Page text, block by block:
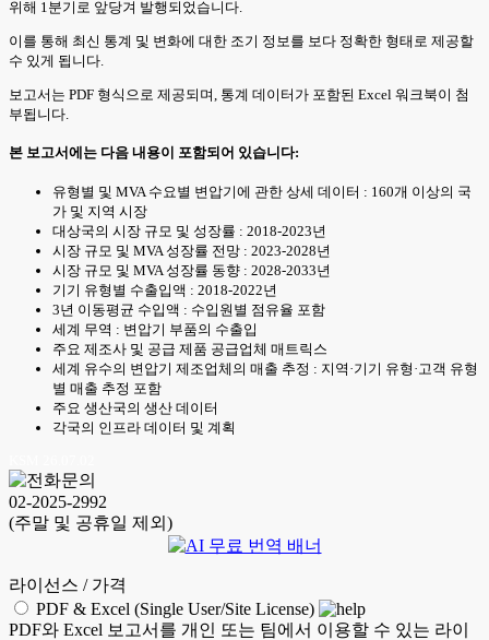
위해 1분기로 앞당겨 발행되었습니다.
이를 통해 최신 통계 및 변화에 대한 조기 정보를 보다 정확한 형태로 제공할
수 있게 됩니다.
보고서는 PDF 형식으로 제공되며, 통계 데이터가 포함된 Excel 워크북이 첨
부됩니다.
본 보고서에는 다음 내용이 포함되어 있습니다:
유형별 및 MVA 수요별 변압기에 관한 상세 데이터 : 160개 이상의 국
가 및 지역 시장
대상국의 시장 규모 및 성장률 : 2018-2023년
시장 규모 및 MVA 성장률 전망 : 2023-2028년
시장 규모 및 MVA 성장률 동향 : 2028-2033년
기기 유형별 수출입액 : 2018-2022년
3년 이동평균 수입액 : 수입원별 점유율 포함
세계 무역 : 변압기 부품의 수출입
주요 제조사 및 공급 제품 공급업체 매트릭스
세계 유수의 변압기 제조업체의 매출 추정 : 지역·기기 유형·고객 유형
별 매출 추정 포함
주요 생산국의 생산 데이터
각국의 인프라 데이터 및 계획
02-2025-2992
(주말 및 공휴일 제외)
라이선스 / 가격
PDF & Excel (Single User/Site License)
PDF와 Excel 보고서를 개인 또는 팀에서 이용할 수 있는 라이